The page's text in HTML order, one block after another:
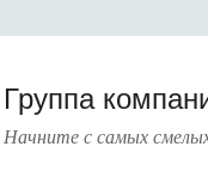
Группа
Начните с самых